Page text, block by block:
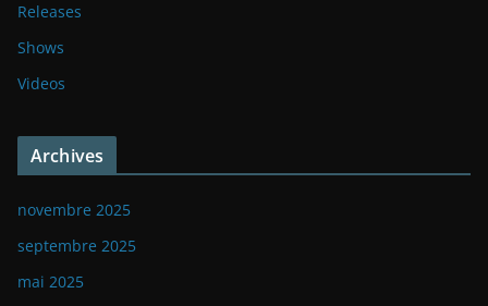
Releases
Shows
Videos
Archives
novembre 2025
septembre 2025
mai 2025